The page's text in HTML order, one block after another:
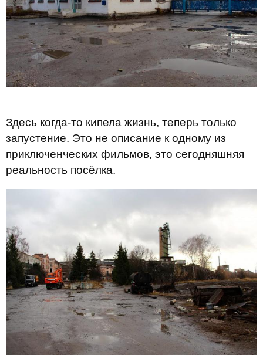
Здесь когда-то кипела жизнь, теперь только
запустение. Это не описание к одному из
приключенческих фильмов, это сегодняшняя
реальность посёлка.